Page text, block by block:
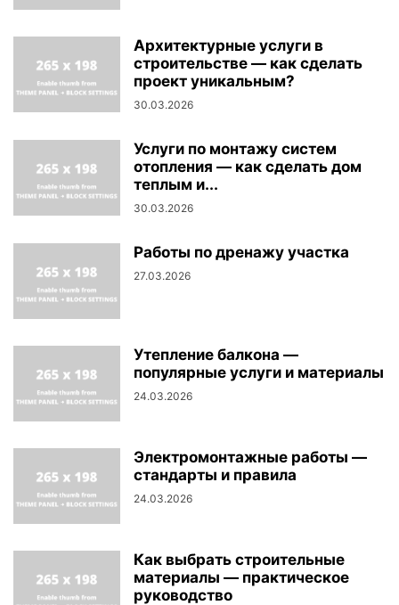
Архитектурные услуги в
строительстве — как сделать
проект уникальным?
30.03.2026
Услуги по монтажу систем
отопления — как сделать дом
теплым и...
30.03.2026
Работы по дренажу участка
27.03.2026
Утепление балкона —
популярные услуги и материалы
24.03.2026
Электромонтажные работы —
стандарты и правила
24.03.2026
Как выбрать строительные
материалы — практическое
руководство